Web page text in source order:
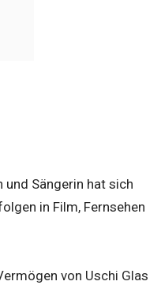
und Sängerin hat sich
in Film, Fernsehen
von Uschi Glas